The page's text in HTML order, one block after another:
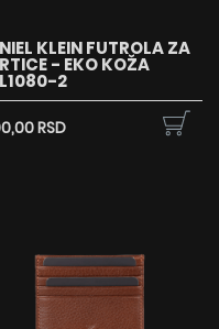
KLEIN FUTROLA ZA
- EKO KOŽA
2
RSD